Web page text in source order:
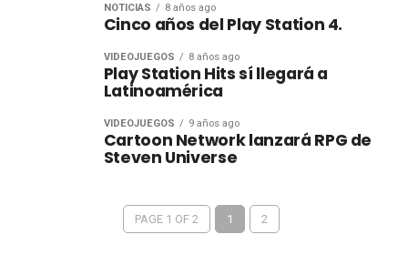
NOTICIAS 8 años ago
Cinco años del Play Station 4.
VIDEOJUEGOS 8 años ago
Play Station Hits sí llegará a
Latinoamérica
VIDEOJUEGOS 9 años ago
Cartoon Network lanzará RPG de
Steven Universe
PAGE 1 OF 2 1 2